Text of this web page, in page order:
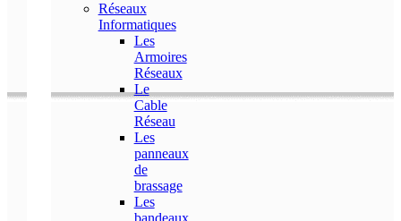
Réseaux
Informatiques
Les
Armoires
Réseaux
Le
Cable
Réseau
Les
panneaux
de
brassage
Les
bandeaux